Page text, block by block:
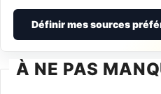
Définir mes sources
À NE PAS